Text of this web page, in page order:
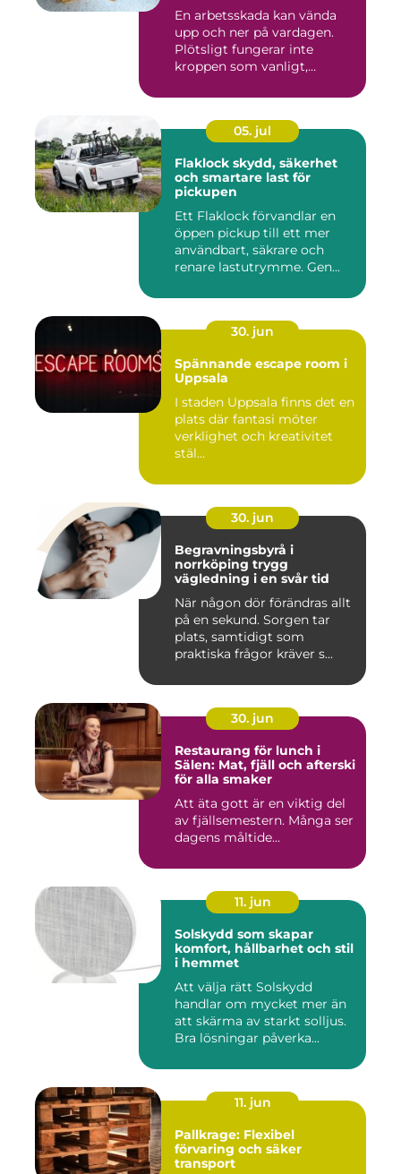
En arbetsskada kan vända
upp och ner på vardagen.
Plötsligt fungerar inte
kroppen som vanligt,
05. jul
Flaklock skydd, säkerhet
och smartare last för
pickupen
Ett Flaklock förvandlar en
öppen pickup till ett mer
användbart, säkrare och
renare lastutrymme. Gen...
30. jun
Spännande escape room i
Uppsala
I staden Uppsala finns det en
plats där fantasi möter
verklighet och kreativitet
stäl...
30. jun
Begravningsbyrå i
norrköping trygg
vägledning i en svår tid
När någon dör förändras allt
på en sekund. Sorgen tar
plats, samtidigt som
praktiska frågor kräver s...
30. jun
Restaurang för lunch i
Sälen: Mat, fjäll och afterski
för alla smaker
Att äta gott är en viktig del
av fjällsemestern. Många ser
dagens måltide...
11. jun
Solskydd som skapar
komfort, hållbarhet och stil
i hemmet
Att välja rätt Solskydd
handlar om mycket mer än
att skärma av starkt solljus.
Bra lösningar påverka...
11. jun
Pallkrage: Flexibel
förvaring och säker
transport